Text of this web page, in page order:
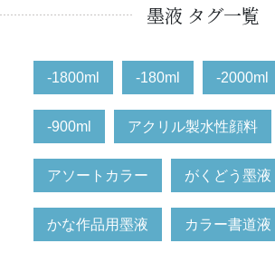
墨液 タグ一覧
-1800ml -180ml -2000ml
-900ml アクリル製水性顔料
アソートカラー がくどう墨液
かな作品用墨液 カラー書道液